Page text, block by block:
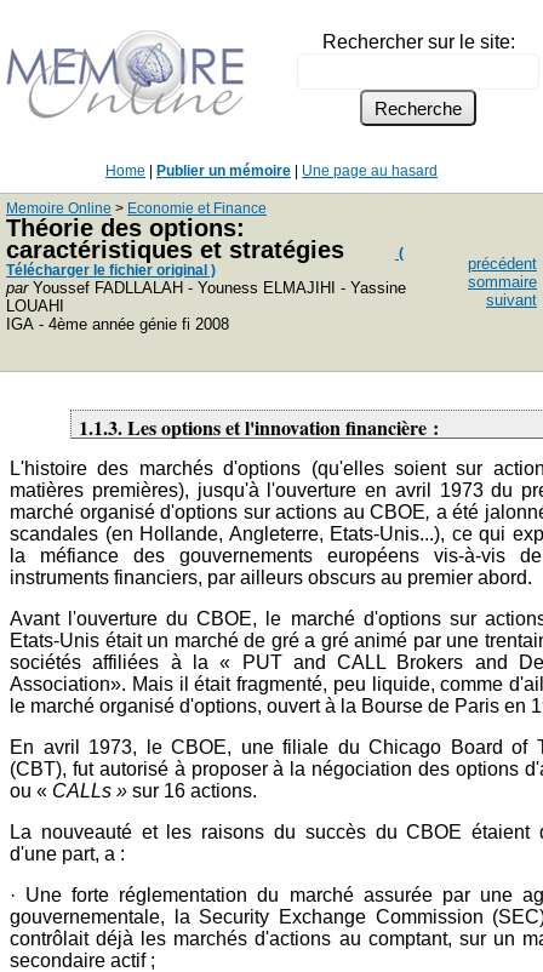
Rechercher sur le site:
Home Publier un mémoire Une page au hasard
Memoire Online > Economie et Finance
Théorie des options:
caractéristiques et stratégies
(
Télécharger le fichier original )
parYoussef FADLLALAH - Youness ELMAJIHI - Yassine
LOUAHI
IGA - 4ème année génie fi 2008
précédent
sommaire
suivant
1.1.3. Les options et l'innovation financière :
L'histoire des marchés d'options (qu'elles soient sur
matières premières), jusqu'à l'ouverture en avril 1973 du
marché organisé d'options sur actions au CBOE, a été
scandales (en Hollande, Angleterre, Etats-Unis...), ce qui
la méfiance des gouvernements européens vis-à-vis
instruments financiers, par ailleurs obscurs au premier abord.
Avant l'ouverture du CBOE, le marché d'options sur
Etats-Unis était un marché de gré a gré animé par une
sociétés affiliées à la « PUT and CALL Brokers and
Association». Mais il était fragmenté, peu liquide, comme
le marché organisé d'options, ouvert à la Bourse de Paris en
En avril 1973, le CBOE, une filiale du Chicago Board of
(CBT), fut autorisé à proposer à la négociation des options
ou « CALLs » sur 16 actions.
La nouveauté et les raisons du succès du CBOE étaient
d'une part, a :
· Une forte réglementation du marché assurée par une
gouvernementale, la Security Exchange Commission
contrôlait déjà les marchés d'actions au comptant, sur un
secondaire actif ;